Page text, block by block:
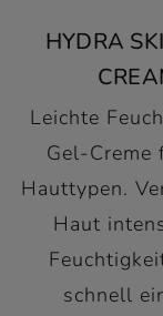
HYDRA
Leichte
Gel-Creme
Hauttypen.
Haut
schnell